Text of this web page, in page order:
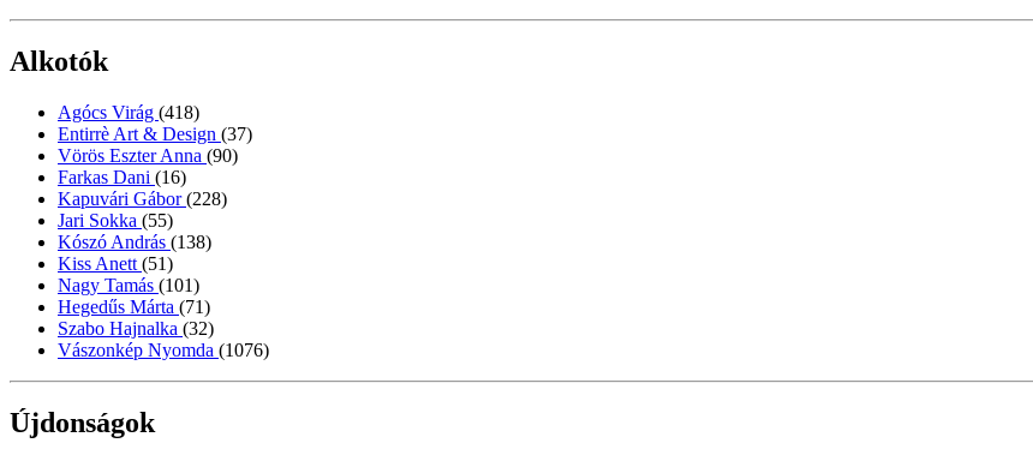
Alkotók
Agócs Virág (418)
Entirrè Art & Design (37)
Vörös Eszter Anna (90)
Farkas Dani (16)
Kapuvári Gábor(228)
Jari Sokka (55)
Kószó András (138)
Kiss Anett (51)
Nagy Tamás (101)
Hegedűs Márta (71)
Szabo Hajnalka (32)
Vászonkép Nyomda (1076)
Újdonságok